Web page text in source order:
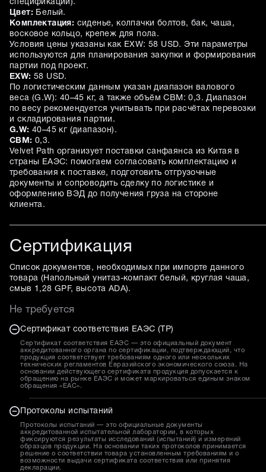
спецификации).
Цвет: Белый.
Комплектация: сиденье, колпачки болтов, бак, чаша,
восковое кольцо, крепеж для пола.
Условия цены указаны как EXW: 58 USD. Эти параметры
используются для планирования закупки и формирования
партии под проект.
EXW: 58 USD.
По логистическим данным указан диапазон валового
веса (G.W): 40–45 кг, а также объём CBM: 0,3. Диапазон
по весу рекомендуется учитывать при расчётах перевозки
и складирования партии.
G.W: 40–45 кг (диапазон).
CBM: 0,3.
Velvet Path организует поставки санфаянса из Китая в
страны ЕАЭС: помогаем согласовать комплектацию и
требования к поставке, подготовить отгрузочные
документы и сопроводить сделку по логистике и
оформлению ВЭД до получения груза на стороне
клиента.
Сертификация
Список документов, необходимых при импорте данного
товара ( Напольный унитаз-компакт белый, круглая чаша,
смыв 1,28 GPF, высота ADA).
Не требуется
Сертификат соответствия ЕАЭС (ТР)
Сертификат соответствия ЕАЭС — это официальный документ
аккредитованного органа по сертификации, подтверждающий, что
продукция соответствует требованиям одного или нескольких
технических регламентов Евразийского экономического союза. На
основании действующего сертификата продукция допускается к
обращению на рынке ЕАЭС и может маркироваться единым знаком
обращения «EAC».
Протоколы испытаний
Протоколы испытаний — это официальные документы
аккредитованной испытательной лаборатории, в которых
фиксируются результаты исследований (испытаний) и измерений
образцов продукции. На основании таких протоколов принимается
решение о соответствии товара установленным требованиям и о
возможности выдачи сертификата соответствия или принятия
декларации.